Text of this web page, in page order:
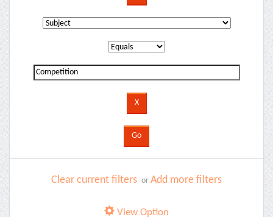
Clear current filters or Add more filters
View Option